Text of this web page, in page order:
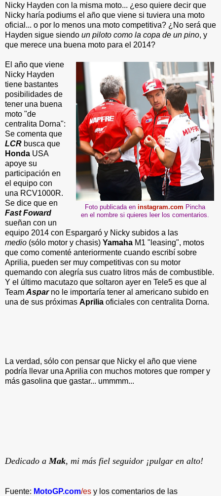
Nicky Hayden con la misma moto... ¿eso quiere decir que
Nicky haría podiums el año que viene si tuviera una moto
oficial... o por lo menos una moto competitiva? ¿No será que
Hayden sigue siendo un piloto como la copa de un pino, y
que merece una buena moto para el 2014?
Foto publicada en instagram.com Pincha
en el nombre si quieres leer los comentarios.
El año que viene
Nicky Hayden
tiene bastantes
posibilidades de
tener una buena
moto "de
centralita Dorna":
Se comenta que
LCR busca que
Honda USA
apoye su
participación en
el equipo con
una RCV1000R.
Se dice que en
Fast Foward
sueñan con un
equipo 2014 con Espargaró y Nicky subidos a las
medio (sólo motor y chasis) Yamaha M1 "leasing", motos
que como comenté anteriormente cuando escribí sobre
Aprilia, pueden ser muy competitivas con su motor
quemando con alegría sus cuatro litros más de combustible.
Y el último macutazo que soltaron ayer en Tele5 es que al
Team Asparno le importaría tener al americano subido en
una de sus próximas Aprilia oficiales con centralita Dorna.
La verdad, sólo con pensar que Nicky el año que viene
podría llevar una Aprilia con muchos motores que romper y
más gasolina que gastar... ummmm...
Dedicado a Mak, mi más fiel seguidor ¡pulgar en alto!
Fuente: MotoGP.com/es y los comentarios de las